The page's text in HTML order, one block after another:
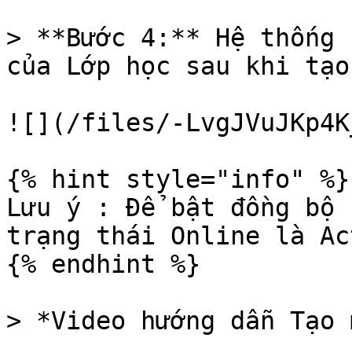
> **Bước 4:** Hệ
của Lớp học sau khi
![](/files/-
{% hint style="info" %}
Lưu ý : Để bật đồng bộ
trạng thái Online là
{% endhint %}
> *Video hướng dẫn